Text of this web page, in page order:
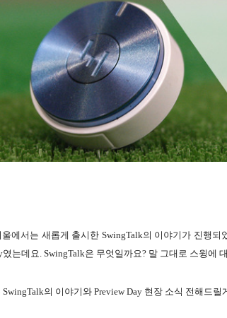
에서는 새롭게 출시한 SwingTalk의 이야기가 진행되
였는데요. SwingTalk은 무엇일까요? 말 그대로 스윙에
의 이야기와 Preview Day 현장 소식 전해드릴